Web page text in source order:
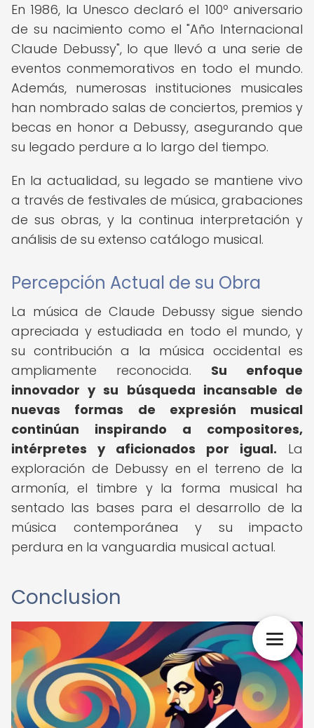
En 1986, la Unesco declaró el 100º aniversario
de su nacimiento como el "Año Internacional
Claude Debussy", lo que llevó a una serie de
eventos conmemorativos en todo el mundo.
Además, numerosas instituciones musicales
han nombrado salas de conciertos, premios y
becas en honor a Debussy, asegurando que
su legado perdure a lo largo del tiempo.
En la actualidad, su legado se mantiene vivo
a través de festivales de música, grabaciones
de sus obras, y la continua interpretación y
análisis de su extenso catálogo musical.
Percepción Actual de su Obra
La música de Claude Debussy sigue siendo
apreciada y estudiada en todo el mundo, y
su contribución a la música occidental es
ampliamente reconocida. Su enfoque
innovador y su búsqueda incansable de
nuevas formas de expresión musical
continúan inspirando a compositores,
intérpretes y aficionados por igual. La
exploración de Debussy en el terreno de la
armonía, el timbre y la forma musical ha
sentado las bases para el desarrollo de la
música contemporánea y su impacto
perdura en la vanguardia musical actual.
Conclusion